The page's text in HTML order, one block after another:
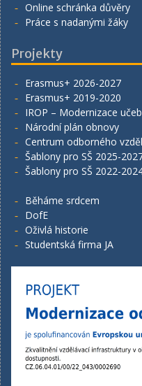
Online schránka důvěry
Práce s nadanými žáky
Projekty
Erasmus+ 2026-2027
Erasmus+ 2019-2020
IROP – Modernizace
Národní plán obnovy
Centrum odborného
Šablony pro SŠ 2025-
Šablony pro SŠ 2022-
Běháme srdcem
DofE
Oživlá historie
Studentská firma JA